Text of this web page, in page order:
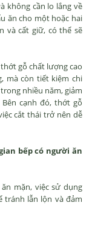
không cần lo lắng về
ăn cho một hoặc hai
và cất giữ, có thể sẽ
gỗ chất lượng cao
mà còn tiết kiệm chi
nhiều năm, giảm
cạnh đó, thớt gỗ
cắt thái trở nên dễ
bếp có người ăn
mặn, việc sử dụng
tránh lẫn lộn và đảm